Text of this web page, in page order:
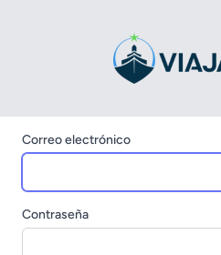
Correo electrónico
Contraseña